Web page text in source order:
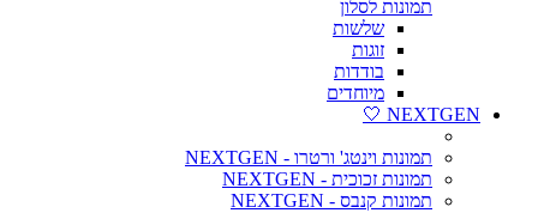
תמונות לסלון
שלשות
זוגות
בודדות
מיוחדים
NEXTGEN 🤍
תמונות וינטג' ורטרו - NEXTGEN
תמונות זכוכית - NEXTGEN
תמונות קנבס - NEXTGEN